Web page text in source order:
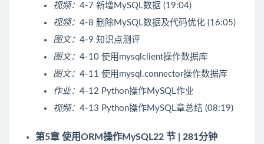
视频： 4-7 新增MySQL数据 (19:04)
视频： 4-8 删除MySQL数据及代码优化 (16:05)
图文： 4-9 知识点测评
图文： 4-10 使用mysqlclient操作数据库
图文： 4-11 使用mysql.connector操作数据库
作业： 4-12 Python操作MySQL作业
视频： 4-13 Python操作MySQL章总结 (08:19)
第5章 使用ORM操作MySQL22 节 | 281分钟